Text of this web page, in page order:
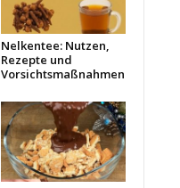
Nelkentee: Nutzen,
Rezepte und
Vorsichtsmaßnahmen